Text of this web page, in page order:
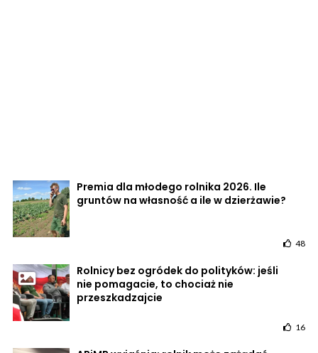
Premia dla młodego rolnika 2026. Ile
gruntów na własność a ile w dzierżawie?
48
Rolnicy bez ogródek do polityków: jeśli
nie pomagacie, to chociaż nie
przeszkadzajcie
16